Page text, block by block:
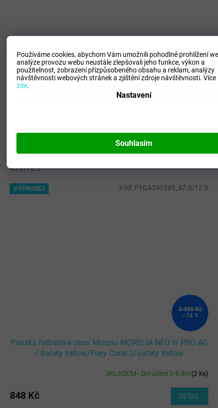
Používáme cookies, abychom Vám umožnili pohodlné prohlížení
analýze provozu webu neustále zlepšovali jeho funkce, výkon a
použitelnost, zobrazení přizpůsobeného obsahu a reklam, analýzy
návštěvnosti webových stránek a zjištění zdroje návštěvnosti.
zde.
Nastavení
Souhlasím
3 190 Kč
–50 %
Pánská fotbalová obuv Mizuno MORELIA II PRO /
45.0/10.5
VÝPRODEJ
3 390 Kč
–74 %
Pánská fotbalová obuv Mizuno MORELIA NEO IV PRO AG
/ Safety Yellow/Fiery Coral 2/Safety Yellow
SKLADEM - Doručení 3-6 dní(2 ks)
848 Kč DETAIL
Kód: P1GA243545_47.0/12.0